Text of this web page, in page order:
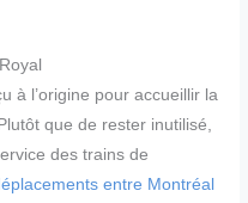
à l’origine pour accueillir la
que de rester inutilisé,
des trains de
entre Montréal